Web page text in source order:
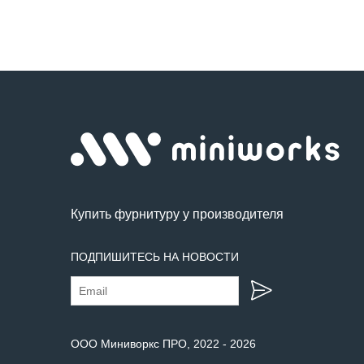
Купить фурнитуру у производителя
ПОДПИШИТЕСЬ НА НОВОСТИ
ООО Миниворкс ПРО , 2022 - 2026